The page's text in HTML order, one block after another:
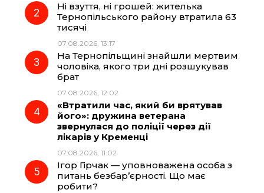
o
k
r
a
A
Ні взуття, ні грошей: жителька
Тернопільського району втратила 63
тисячі
07.08.2026, 13:17
На Тернопільщині знайшли мертвим
чоловіка, якого три дні розшукував
брат
07.08.2026, 12:02
«Втратили час, який би врятував
його»: дружина ветерана
звернулася до поліції через дії
лікарів у Кременці
07.08.2026, 11:02
Ігор Гірчак — уповноважена особа з
питань безбар’єрності. Що має
робити?